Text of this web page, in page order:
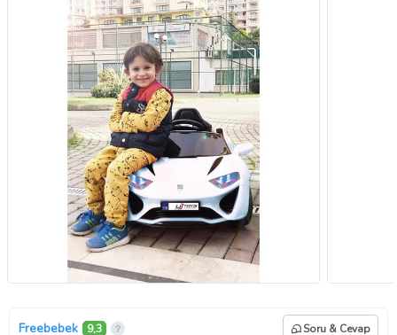
Freebebek 9,3 Soru & Cevap